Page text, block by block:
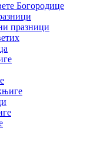
Богородице
празници